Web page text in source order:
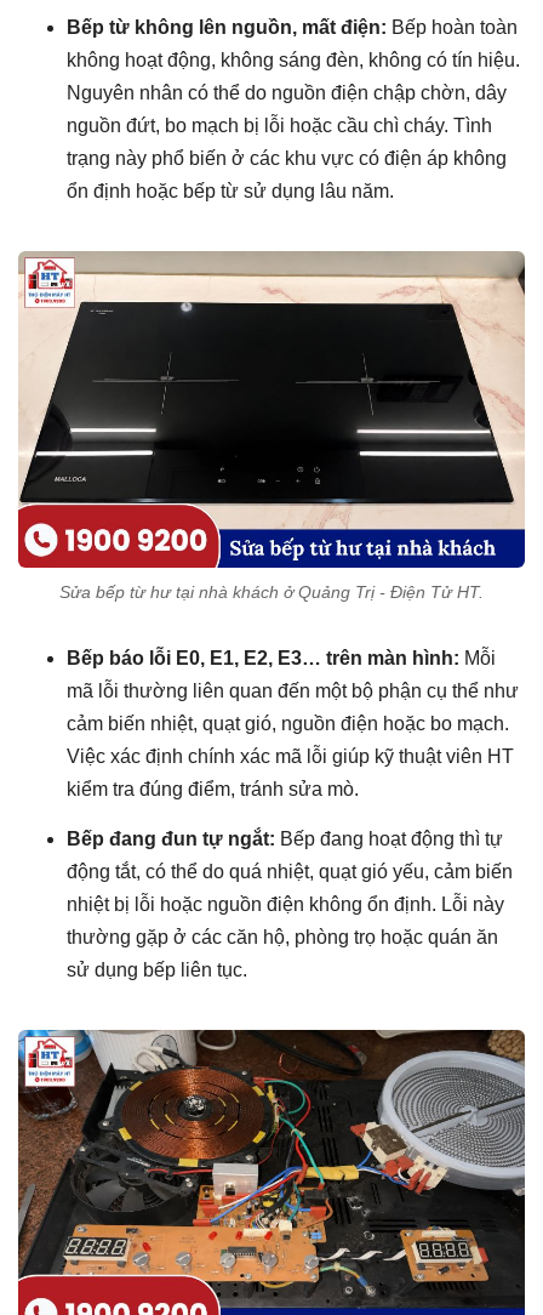
Bếp từ không lên nguồn, mất điện: Bếp hoàn toàn
không hoạt động, không sáng đèn, không có tín hiệu.
Nguyên nhân có thể do nguồn điện chập chờn, dây
nguồn đứt, bo mạch bị lỗi hoặc cầu chì cháy. Tình
trạng này phổ biến ở các khu vực có điện áp không
ổn định hoặc bếp từ sử dụng lâu năm.
Sửa bếp từ hư tại nhà khách ở Quảng Trị - Điện Tử HT.
Bếp báo lỗi E0, E1, E2, E3… trên màn hình: Mỗi
mã lỗi thường liên quan đến một bộ phận cụ thể như
cảm biến nhiệt, quạt gió, nguồn điện hoặc bo mạch.
Việc xác định chính xác mã lỗi giúp kỹ thuật viên HT
kiểm tra đúng điểm, tránh sửa mò.
Bếp đang đun tự ngắt: Bếp đang hoạt động thì tự
động tắt, có thể do quá nhiệt, quạt gió yếu, cảm biến
nhiệt bị lỗi hoặc nguồn điện không ổn định. Lỗi này
thường gặp ở các căn hộ, phòng trọ hoặc quán ăn
sử dụng bếp liên tục.